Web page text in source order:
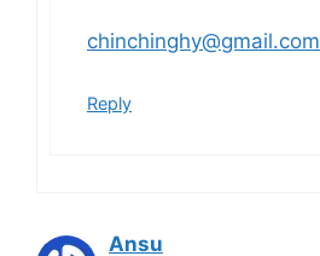
chinchinghy@gmail.com
Reply
Ansu